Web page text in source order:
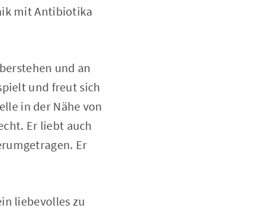
mit Antibiotika
und an
und freut sich
in der Nähe von
Er liebt auch
Er
liebevolles zu